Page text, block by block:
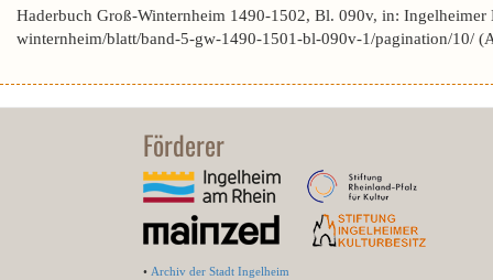
Haderbuch Groß-Winternheim 1490-1502, Bl. 090v, in:
winternheim/blatt/band-5-gw-1490-1501-bl-090v-1/pagination/10/
Förderer
• Archiv der Stadt Ingelheim